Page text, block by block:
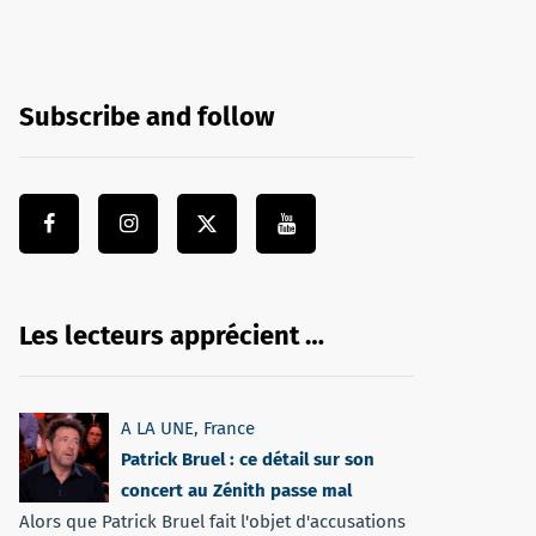
Subscribe and follow
Les lecteurs apprécient …
A LA UNE, France
Patrick Bruel : ce détail sur son
concert au Zénith passe mal
Alors que Patrick Bruel fait l'objet d'accusations